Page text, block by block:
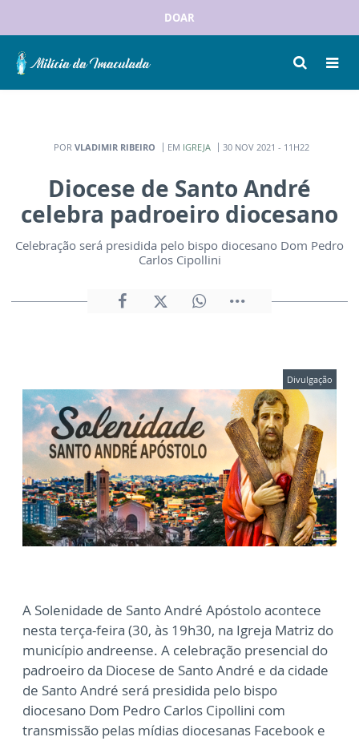
DOAR
POR VLADIMIR RIBEIRO EM IGREJA 30 NOV 2021 - 11H22
Diocese de Santo André
celebra padroeiro diocesano
Celebração será presidida pelo bispo diocesano Dom Pedro
Carlos Cipollini
Divulgação
A Solenidade de Santo André Apóstolo acontece
nesta terça-feira (30, às 19h30, na Igreja Matriz do
município andreense. A celebração presencial do
padroeiro da Diocese de Santo André e da cidade
de Santo André será presidida pelo bispo
diocesano Dom Pedro Carlos Cipollini com
transmissão pelas mídias diocesanas Facebook e